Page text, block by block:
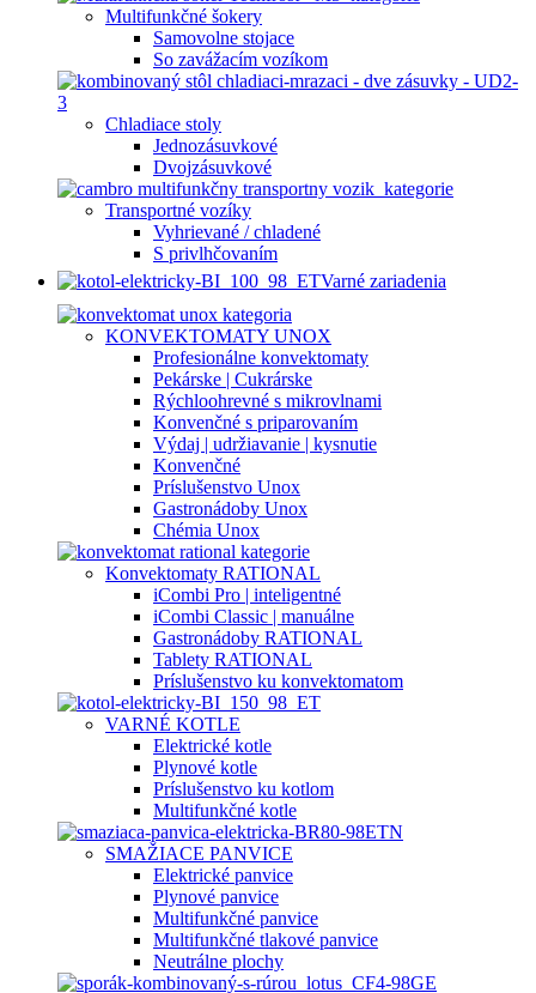
Multifunkčné šokery
Samovolne stojace
So zavážacím vozíkom
Chladiace stoly
Jednozásuvkové
Dvojzásuvkové
Transportné vozíky
Vyhrievané / chladené
S privlhčovaním
Varné zariadenia
KONVEKTOMATY UNOX
Profesionálne konvektomaty
Pekárske | Cukrárske
Rýchloohrevné s mikrovlnami
Konvenčné s priparovaním
Výdaj | udržiavanie | kysnutie
Konvenčné
Príslušenstvo Unox
Gastronádoby Unox
Chémia Unox
Konvektomaty RATIONAL
iCombi Pro | inteligentné
iCombi Classic | manuálne
Gastronádoby RATIONAL
Tablety RATIONAL
Príslušenstvo ku konvektomatom
VARNÉ KOTLE
Elektrické kotle
Plynové kotle
Príslušenstvo ku kotlom
Multifunkčné kotle
SMAŽIACE PANVICE
Elektrické panvice
Plynové panvice
Multifunkčné panvice
Multifunkčné tlakové panvice
Neutrálne plochy